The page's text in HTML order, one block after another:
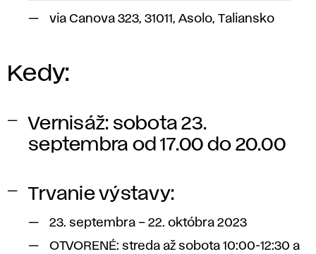
via Canova 323, 31011, Asolo, Taliansko
Kedy:
Vernisáž: sobota 23.
septembra od 17.00 do 20.00
Trvanie výstavy:
23. septembra – 22. októbra 2023
OTVORENÉ: streda až sobota 10:00-12:30 a